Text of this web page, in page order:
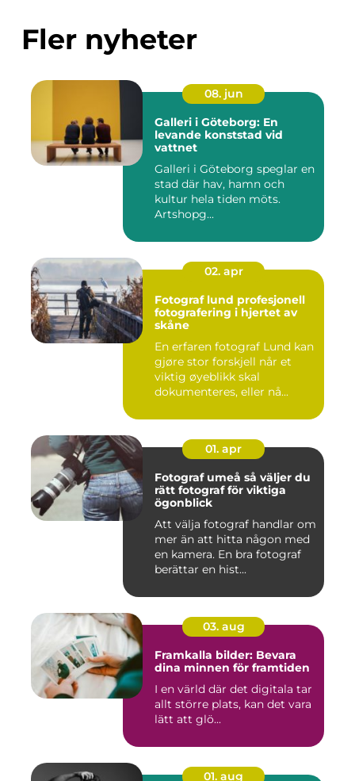
Fler nyheter
08. jun
Galleri i Göteborg: En
levande konststad vid
vattnet
Galleri i Göteborg speglar en
stad där hav, hamn och
kultur hela tiden möts.
Artshopg...
02. apr
Fotograf lund profesjonell
fotografering i hjertet av
skåne
En erfaren fotograf Lund kan
gjøre stor forskjell når et
viktig øyeblikk skal
dokumenteres, eller nå...
01. apr
Fotograf umeå så väljer du
rätt fotograf för viktiga
ögonblick
Att välja fotograf handlar om
mer än att hitta någon med
en kamera. En bra fotograf
berättar en hist...
03. aug
Framkalla bilder: Bevara
dina minnen för framtiden
I en värld där det digitala tar
allt större plats, kan det vara
lätt att glö...
01. aug